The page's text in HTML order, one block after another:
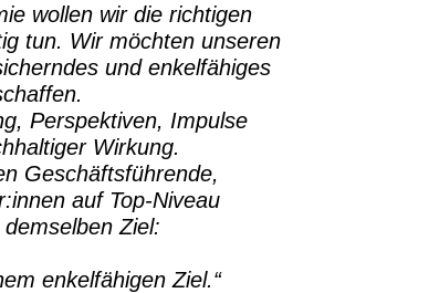
wollen wir die richtigen
tun. Wir möchten unseren
und enkelfähiges
Perspektiven, Impulse
Wirkung.
Geschäftsführende,
auf Top-Niveau
Ziel:
enkelfähigen Ziel.“